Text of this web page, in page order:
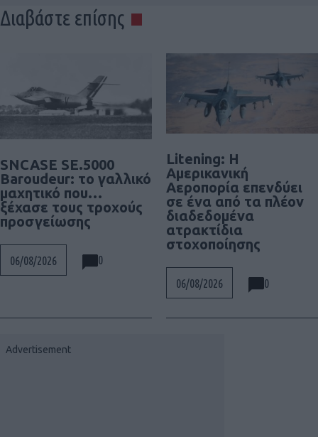
Διαβάστε επίσης
SNCASE SE.5000
Baroudeur: το γαλλικό
μαχητικό που…
ξέχασε τους τροχούς
προσγείωσης
06/08/2026 0
Litening: Η
Αμερικανική
Αεροπορία επενδύει
σε ένα από τα πλέον
διαδεδομένα
ατρακτίδια
στοχοποίησης
06/08/2026 0